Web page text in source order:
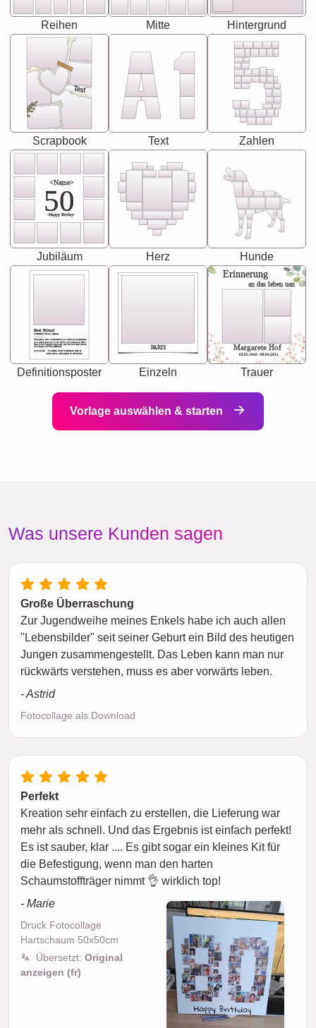
Reihen Mitte Hintergrund
Text
Scrapbook Text Zahlen
<Name>
50
-Happy Birday-
Jubiläum Herz Hunde
Best Friend
[<NAME>] Noun, feminie
Synonyms: Soulmate, closet confidante, sister at
heart person, life partner in adventure.
The person who understands you without explanation
you accepts just as you are. She's your partner in life's,
chaos your biggest supporter, and the one with whom
you share your best memories.
Definitionsposter
PARIS
Einzeln
Erinnerung
an das leben uan
Margarete Hof
02.05.1940 - 08.04.2021
Trauer
Vorlage auswählen & starten
Was unsere Kunden sagen
Große Überraschung
Zur Jugendweihe meines Enkels habe ich auch allen
"Lebensbilder" seit seiner Geburt ein Bild des heutigen
Jungen zusammengestellt. Das Leben kann man nur
rückwärts verstehen, muss es aber vorwärts leben.
- Astrid
Fotocollage als Download
Perfekt
Kreation sehr einfach zu erstellen, die Lieferung war
mehr als schnell. Und das Ergebnis ist einfach perfekt!
Es ist sauber, klar .... Es gibt sogar ein kleines Kit für
die Befestigung, wenn man den harten
Schaumstoffträger nimmt 👌 wirklich top!
- Marie
Druck Fotocollage
Hartschaum 50x50cm
Übersetzt: Original
anzeigen (fr)